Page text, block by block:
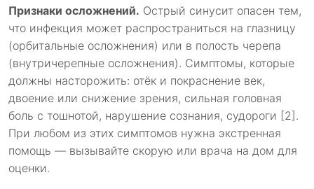
Признаки осложнений. Острый синусит опасен тем,
что инфекция может распространиться на глазницу
(орбитальные осложнения) или в полость черепа
(внутричерепные осложнения). Симптомы, которые
должны насторожить: отёк и покраснение век,
двоение или снижение зрения, сильная головная
боль с тошнотой, нарушение сознания, судороги [2].
При любом из этих симптомов нужна экстренная
помощь — вызывайте скорую или врача на дом для
оценки.